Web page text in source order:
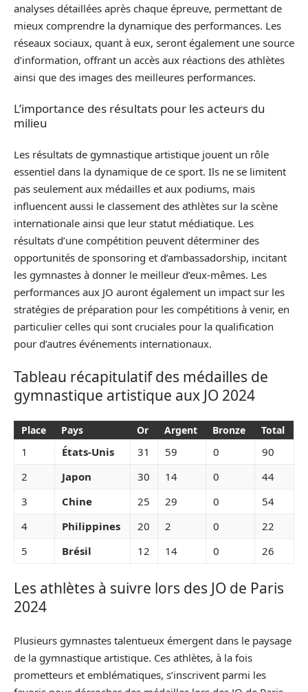
analyses détaillées après chaque épreuve, permettant de
mieux comprendre la dynamique des performances. Les
réseaux sociaux, quant à eux, seront également une source
d’information, offrant un accès aux réactions des athlètes
ainsi que des images des meilleures performances.
L’importance des résultats pour les acteurs du
milieu
Les résultats de gymnastique artistique jouent un rôle
essentiel dans la dynamique de ce sport. Ils ne se limitent
pas seulement aux médailles et aux podiums, mais
influencent aussi le classement des athlètes sur la scène
internationale ainsi que leur statut médiatique. Les
résultats d’une compétition peuvent déterminer des
opportunités de sponsoring et d’ambassadorship, incitant
les gymnastes à donner le meilleur d’eux-mêmes. Les
performances aux JO auront également un impact sur les
stratégies de préparation pour les compétitions à venir, en
particulier celles qui sont cruciales pour la qualification
pour d’autres événements internationaux.
Tableau récapitulatif des médailles de
gymnastique artistique aux JO 2024
Place Pays Or Argent Bronze Total
1 États-Unis 31 59 0
90
2
Japon 30 14 0
44
3
Chine 25 29 0
54
4
Philippines 20 2 0
22
5
Brésil 12 14 0 26
Les athlètes à suivre lors des JO de Paris
2024
Plusieurs gymnastes talentueux émergent dans le paysage
de la gymnastique artistique. Ces athlètes, à la fois
prometteurs et emblématiques, s’inscrivent parmi les